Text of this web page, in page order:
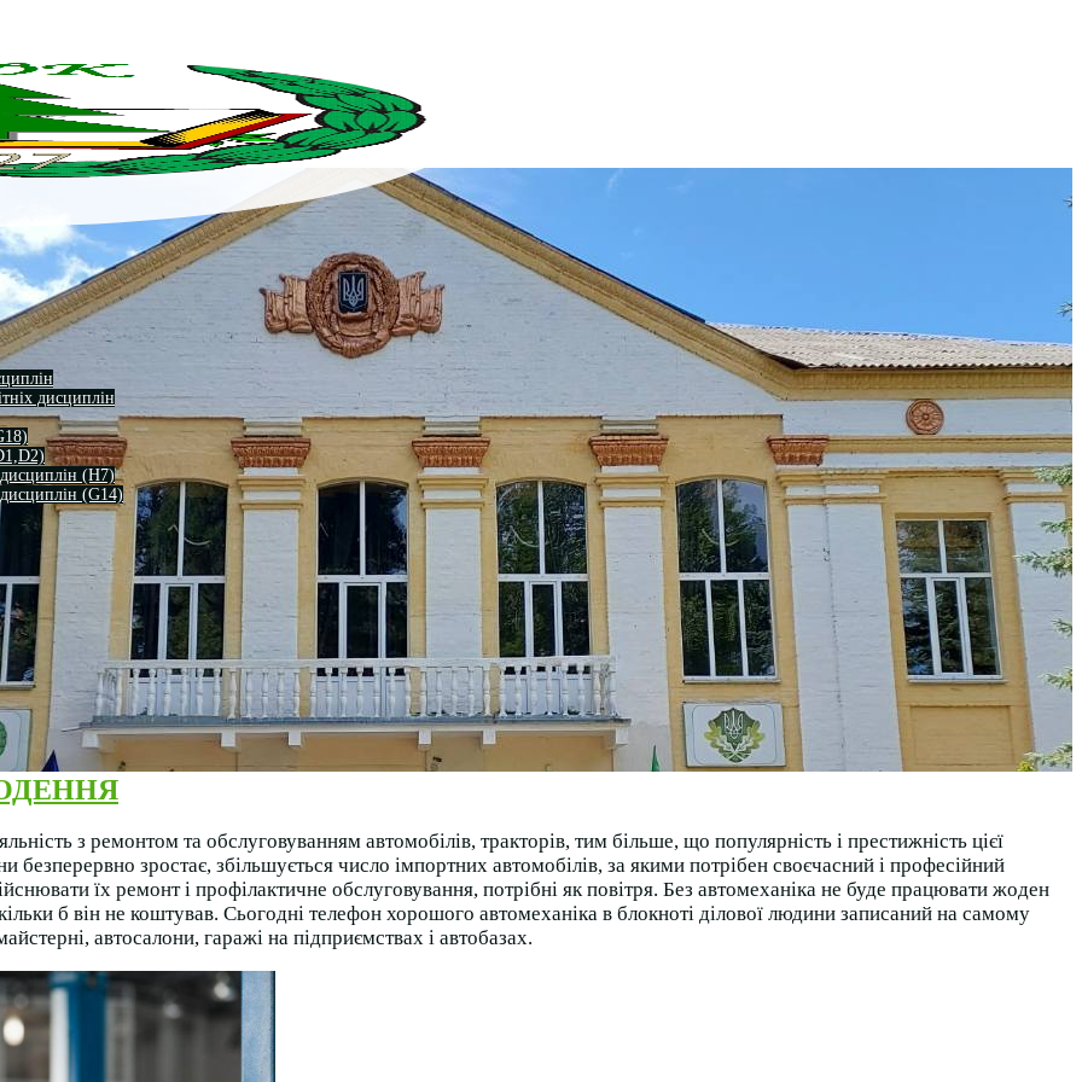
дисциплін
(H7)
(G14)
з ремонтом та обслуговуванням автомобілів, тракторів, тим більше, що популярність і престижність цієї
безперервно зростає, збільшується число імпортних автомобілів, за якими потрібен своєчасний і професійний
їх ремонт і профілактичне обслуговування, потрібні як повітря. Без автомеханіка не буде працювати жоден
б він не коштував. Сьогодні телефон хорошого автомеханіка в блокноті ділової людини записаний на самому
автосалони, гаражі на підприємствах і автобазах.